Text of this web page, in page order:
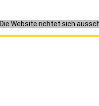
Die Website richtet sich